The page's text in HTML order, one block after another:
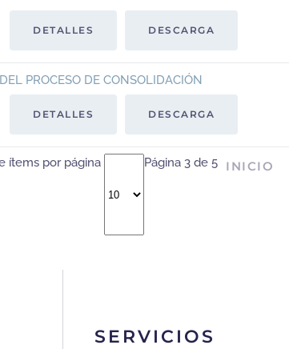
DESCARGA
DETALLES
PROCESO DE CONSOLIDACIÓN
DESCARGA
DETALLES
ítems por página Página 3 de 5 INICIO
SERVICIOS